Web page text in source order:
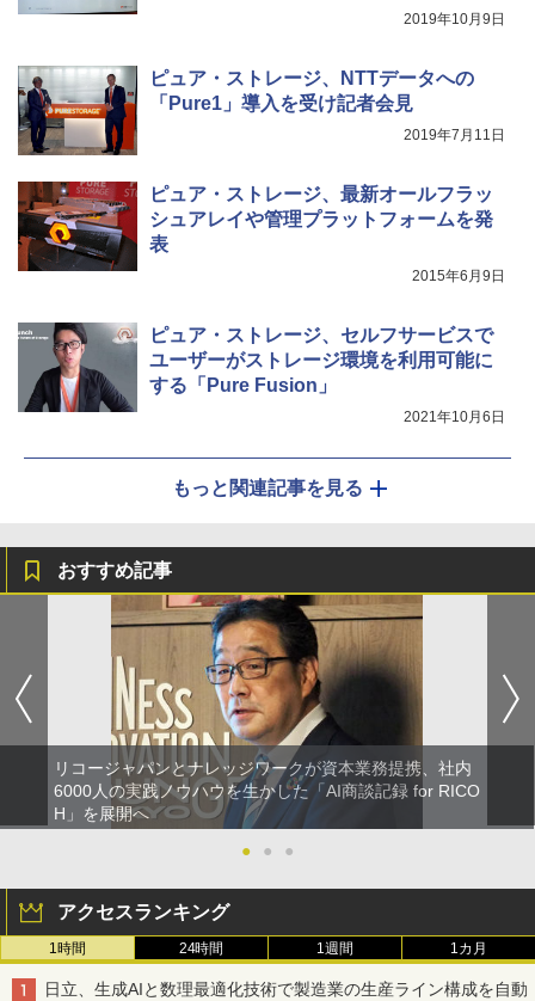
2019年10月9日
ピュア・ストレージ、NTTデータへの
「Pure1」導入を受け記者会見
2019年7月11日
ピュア・ストレージ、最新オールフラッ
シュアレイや管理プラットフォームを発
表
2015年6月9日
ピュア・ストレージ、セルフサービスで
ユーザーがストレージ環境を利用可能に
する「Pure Fusion」
2021年10月6日
もっと関連記事を見る
おすすめ記事
リコージャパンとナレッジワークが資本業務提携、社内
6000人の実践ノウハウを生かした「AI商談記録 for RICO
H」を展開へ
●
● ●
アクセスランキング
1時間 24時間 1週間 1カ月
日立、生成AIと数理最適化技術で製造業の生産ライン構成を自動